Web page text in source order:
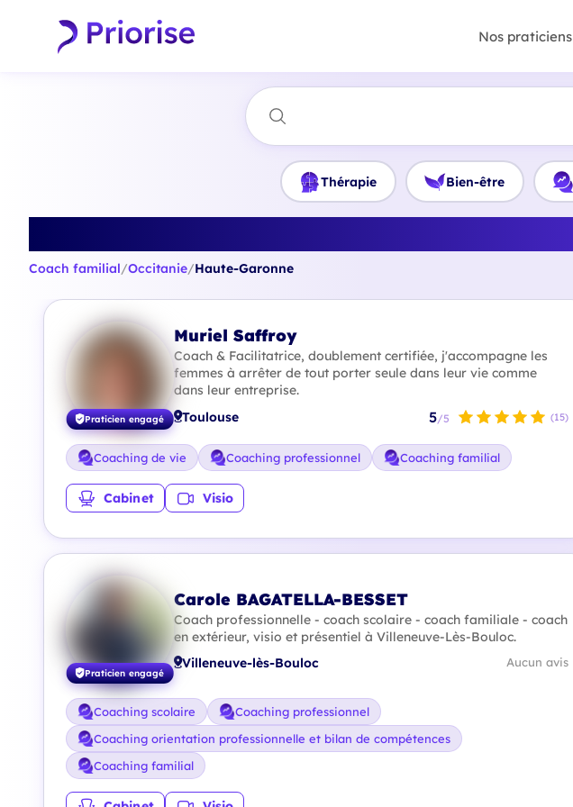
Nos praticiens
Thérapie Bien-être
Coach familial/Occitanie/Haute-Garonne
Praticien engagé
Muriel Saffroy
Coach & Facilitatrice, doublement certifiée, j'accompagne les
femmes à arrêter de tout porter seule dans leur vie comme
dans leur entreprise.
Toulouse 5/5 (15)
Coaching de vie Coaching professionnel Coaching familial
Cabinet Visio
Praticien engagé
Carole BAGATELLA-BESSET
Coach professionnelle - coach scolaire - coach familiale - coach
en extérieur, visio et présentiel à Villeneuve-Lès-Bouloc.
Villeneuve-lès-Bouloc Aucun avis
Coaching scolaire
Coaching professionnel
Coaching orientation professionnelle et bilan de compétences
Coaching familial